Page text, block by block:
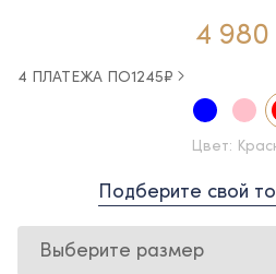
4
4 ПЛАТЕЖА ПО1245₽
Цвет:
Подберите свой
Выберите размер